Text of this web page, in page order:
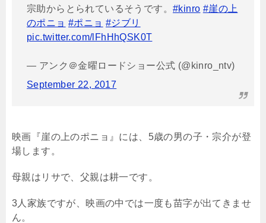
宗助からとられているそうです。 #kinro #崖の上
のポニョ #ポニョ #ジブリ
pic.twitter.com/lFhHhQSK0T
— アンク＠金曜ロードショー公式 (@kinro_ntv)
September 22, 2017
映画『崖の上のポニョ』には、 5歳の男の子・宗介が登
場します。
母親はリサで、父親は耕一です。
3 人家族ですが、映画の中では一度も苗字が出てきませ
ん。